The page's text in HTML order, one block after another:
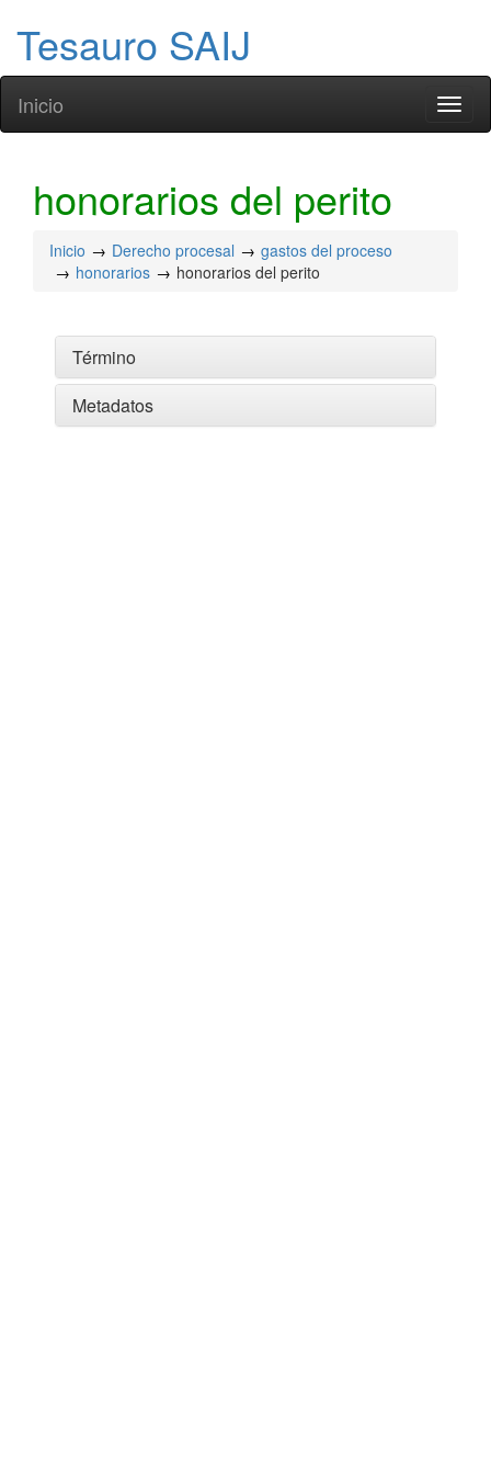
Tesauro SAIJ
Inicio
honorarios del perito
Inicio Derecho procesal
gastos del proceso
honorarios
honorarios del perito
Término
Metadatos